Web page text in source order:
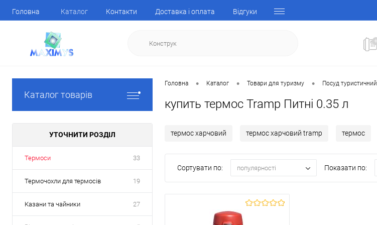
Головна Каталог Контакти Доставка і оплата Відгуки
Каталог товарів
УТОЧНИТИ РОЗДІЛ
Термоси 33
Термочохли для термосів 19
Казани та чайники 27
Головна • Каталог • Товари для туризму • Посуд туристичний
купить термос Tramp Питні 0.35 л
термос харчовий термос харчовий tramp термос
Сортувати по: популярності Показати по: